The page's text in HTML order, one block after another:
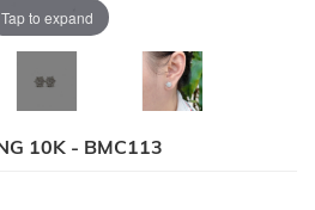
Tap to expand
10K - BMC113